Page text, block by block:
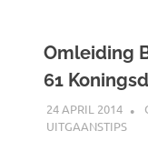
Omleiding
61
24 APRIL 2014
UITGAANSTIPS